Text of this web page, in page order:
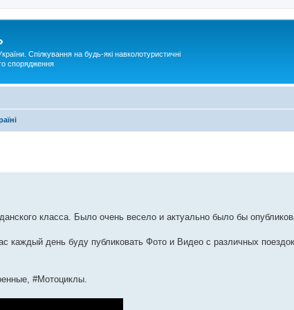
Спілкування на будь-які навколотуристичні
спорядження
класса. Было очень весело и актуально было бы
каждый день буду публиковать Фото и Видео с различных
#Мотоциклы.